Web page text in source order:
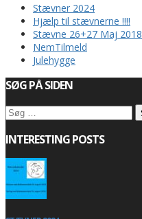
Stævner 2024
Hjælp til stævnerne !!!!
Stævne 26+27 Maj 2018
NemTilmeld
Julehygge
SØG PÅ SIDEN
Søg
efter:
INTERESTING POSTS